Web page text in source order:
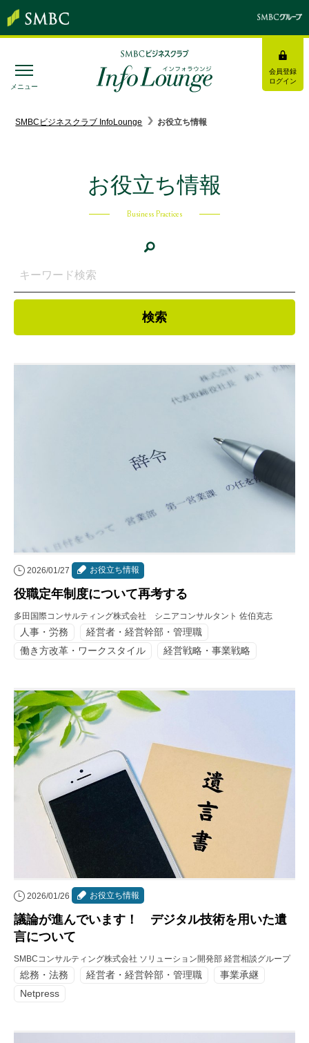
メニュー
会員登録
ログイン
みんなの研修
インタビュー・レポート
お問い合わせ
運営会社
SMBCビジネスクラブ InfoLounge お役立ち情報
お役立ち情報
Business Practices
2026/01/27 お役立ち情報
役職定年制度について再考する
多田国際コンサルティング株式会社 シニアコンサルタント 佐伯克志
人事・労務
経営者・経営幹部・管理職
働き方改革・ワークスタイル
経営戦略・事業戦略
2026/01/26 お役立ち情報
議論が進んでいます！ デジタル技術を用いた遺
言について
SMBCコンサルティング株式会社 ソリューション開発部 経営相談グループ
総務・法務 経営者・経営幹部・管理職
事業承継
Netpress